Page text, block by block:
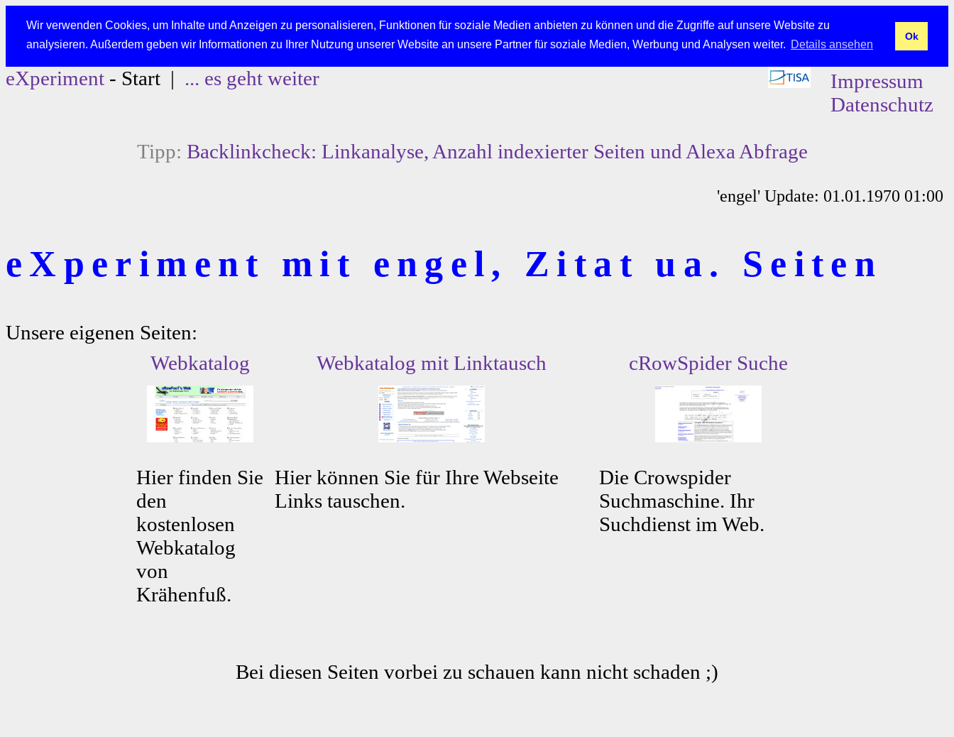
Wir verwenden Cookies, um Inhalte und Anzeigen zu personalisieren, Funktionen für soziale Medien anbieten zu können und die Zugriffe auf unsere Website zu
analysieren. Außerdem geben wir Informationen zu Ihrer Nutzung unserer Website an unsere Partner für soziale Medien, Werbung und Analysen weiter. Details ansehen
Ok
eXperiment - Start | ... es geht weiter
Impressum
Datenschutz
Tipp: Backlinkcheck: Linkanalyse, Anzahl indexierter Seiten und Alexa Abfrage
'engel' Update: 01.01.1970 01:00
eXperiment mit engel, Zitat ua. Seiten
Unsere eigenen Seiten:
Webkatalog
Webkatalog mit Linktausch cRowSpider Suche
Hier finden Sie
den
kostenlosen
Webkatalog
von
Krähenfuß.
Hier können Sie für Ihre Webseite
Links tauschen.
Die Crowspider
Suchmaschine. Ihr
Suchdienst im Web.
Bei diesen Seiten vorbei zu schauen kann nicht schaden ;)